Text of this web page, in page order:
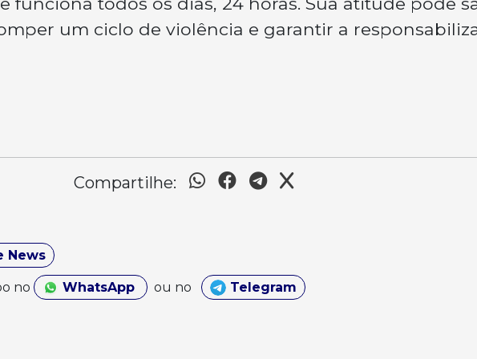
um ciclo de violência e garantir a
Compartilhe:
News
no WhatsApp ou no Telegram